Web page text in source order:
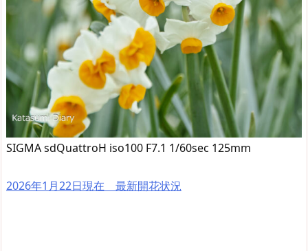
SIGMA sdQuattroH iso100 F7.1 1/60sec 125mm
2026年1月22日現在 最新開花状況